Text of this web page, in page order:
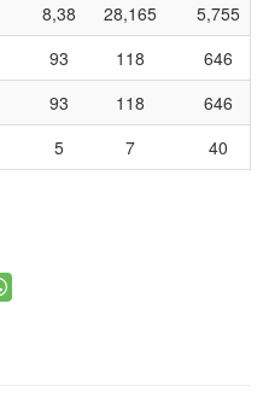
8,38 28,165
5,755
93 118
646
93 118
646
5 7 40